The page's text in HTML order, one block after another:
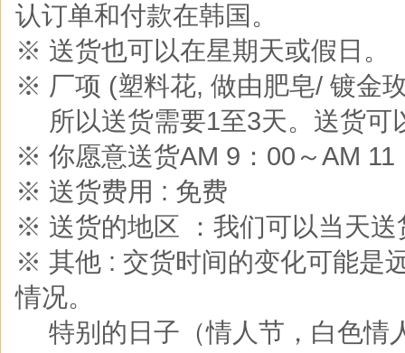
认订单和付款在韩国。
※ 送货也可以在星期天或假日。
※ 厂项 (塑料花, 做由肥皂/ 镀金
所以送货需要1至3天。送货可
※ 你愿意送货AM 9：00～AM
※ 送货费用 : 免费
※ 送货的地区 ：我们可以当天
※ 其他 : 交货时间的变化可能是
情况。
※特别的日子（情人节，白色情